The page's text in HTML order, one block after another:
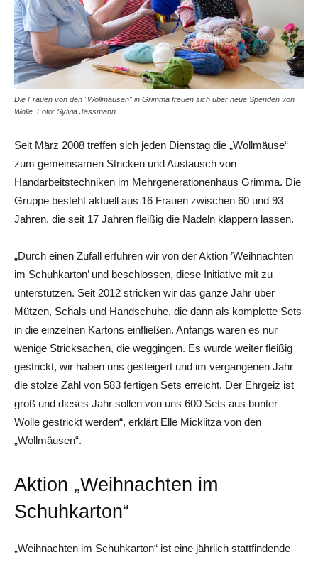
Die Frauen von den "Wollmäusen" in Grimma freuen sich über neue Spenden von
Wolle. Foto: Sylvia Jassmann
Seit März 2008 treffen sich jeden Dienstag die „Wollmäuse“
zum gemeinsamen Stricken und Austausch von
Handarbeitstechniken im Mehrgenerationenhaus Grimma. Die
Gruppe besteht aktuell aus 16 Frauen zwischen 60 und 93
Jahren, die seit 17 Jahren fleißig die Nadeln klappern lassen.
„Durch einen Zufall erfuhren wir von der Aktion ’Weihnachten
im Schuhkarton’ und beschlossen, diese Initiative mit zu
unterstützen. Seit 2012 stricken wir das ganze Jahr über
Mützen, Schals und Handschuhe, die dann als komplette Sets
in die einzelnen Kartons einfließen. Anfangs waren es nur
wenige Stricksachen, die weggingen. Es wurde weiter fleißig
gestrickt, wir haben uns gesteigert und im vergangenen Jahr
die stolze Zahl von 583 fertigen Sets erreicht. Der Ehrgeiz ist
groß und dieses Jahr sollen von uns 600 Sets aus bunter
Wolle gestrickt werden“, erklärt Elle Micklitza von den
„Wollmäusen“.
Aktion „Weihnachten im
Schuhkarton“
„Weihnachten im Schuhkarton“ ist eine jährlich stattfindende